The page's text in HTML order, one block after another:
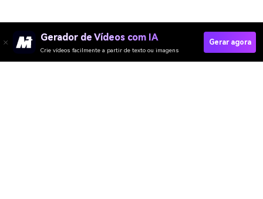
Gerador de Vídeos com IA
Crie vídeos facilmente a partir de texto ou imagens
Gerar agora